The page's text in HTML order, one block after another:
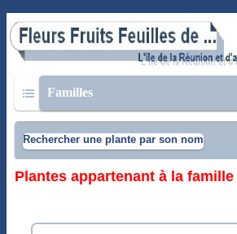
Familles
Rechercher une plante par son nom
Plantes appartenant à la